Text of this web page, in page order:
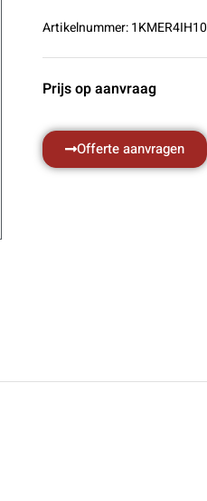
Artikelnummer:1KMER4IH10
Prijs op aanvraag
Offerte aanvragen